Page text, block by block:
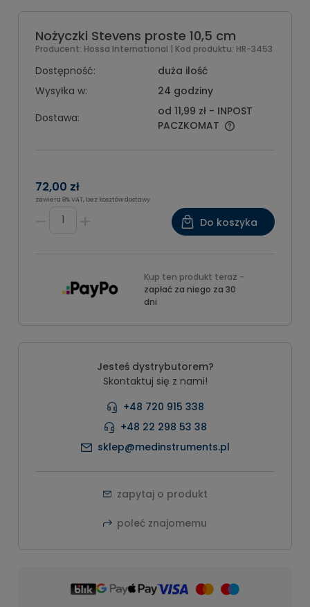
Nożyczki Stevens proste 10,5 cm
Producent: Hossa International | Kod produktu: HR-3453
Dostępność:
duża ilość
Wysyłka w:
24 godziny
Dostawa:
od 11,99 zł - INPOST
PACZKOMAT
72,00 zł
zawiera 8% VAT, bez kosztów dostawy
Do koszyka
Kup ten produkt teraz -
zapłać za niego za 30
dni
Jesteś dystrybutorem?
Skontaktuj się z nami!
+48 720 915 338
+48 22 298 53 38
sklep@medinstruments.pl
zapytaj o produkt
poleć znajomemu